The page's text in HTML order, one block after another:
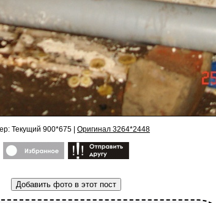
Текущий 900*675 | Оригинал 3264*2448
Добавить фото в этот пост